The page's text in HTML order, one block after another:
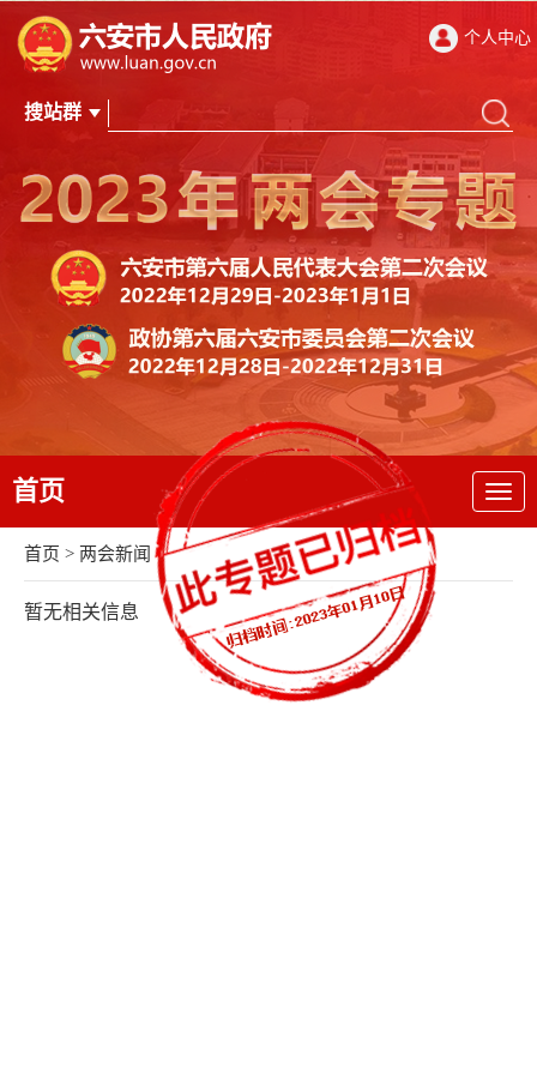
个人中心
导
航
首页
首页 > 两会新闻
暂无相关信息